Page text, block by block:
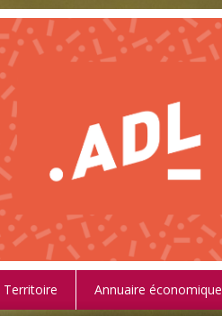
Territoire Annuaire économique